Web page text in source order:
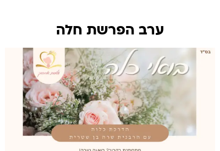
ערב הפרשת חלה